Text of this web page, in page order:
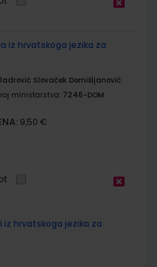
iz hrvatskoga jezika za
Slovaček Domišljanović
ministarstva: 7246-DOM
9,50 €
iz hrvatskoga jezika za